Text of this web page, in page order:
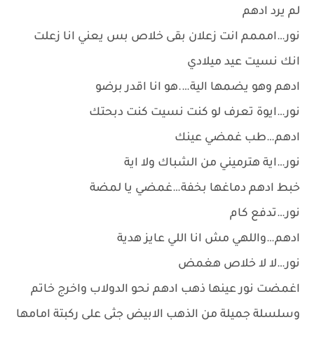
لم يرد ادهم
نور…امممم انت زعلان بقى خلاص بس يعني انا زعلت
انك نسيت عيد ميلادي
ادهم وهو يضمها الية….هو انا اقدر برضو
نور…ايوة تعرف لو كنت نسيت كنت دبحتك
ادهم…طب غمضي عينك
نور…اية هترميني من الشباك ولا اية
خبط ادهم دماغها بخفة…غمضي يا لمضة
نور…تدفع كام
ادهم…واللهي مش انا اللي عايز هدية
نور…لا لا خلاص هغمض
اغمضت نور عينها ذهب ادهم نحو الدولاب واخرج خاتم
وسلسلة جميلة من الذهب الابيض جثى على ركبتة امامها